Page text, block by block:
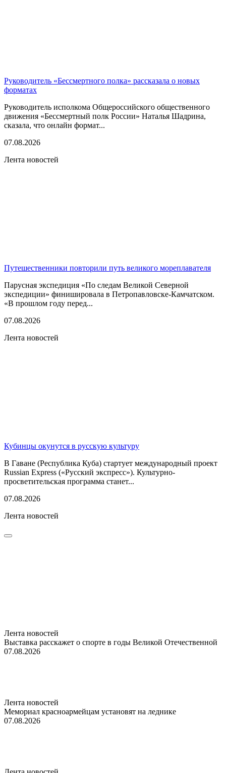
Руководитель «Бессмертного полка» рассказала о новых
форматах
Руководитель исполкома Общероссийского общественного
движения «Бессмертный полк России» Наталья Шадрина,
сказала, что онлайн формат...
07.08.2026
Лента новостей
Путешественники повторили путь великого мореплавателя
Парусная экспедиция «По следам Великой Северной
экспедиции» финишировала в Петропавловске-Камчатском.
«В прошлом году перед...
07.08.2026
Лента новостей
Кубинцы окунутся в русскую культуру
В Гаване (Республика Куба) стартует международный проект
Russian Express («Русский экспресс»). Культурно-
просветительская программа станет...
07.08.2026
Лента новостей
Лента новостей
Выставка расскажет о спорте в годы Великой Отечественной
07.08.2026
Лента новостей
Мемориал красноармейцам установят на леднике
07.08.2026